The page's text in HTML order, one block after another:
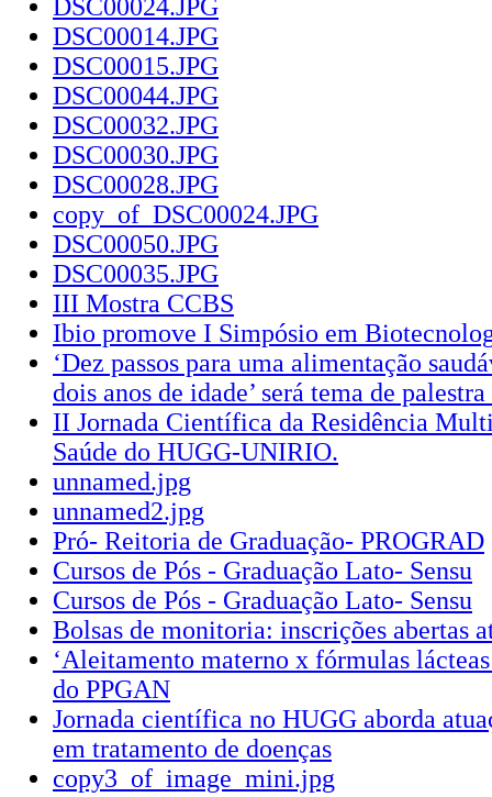
DSC00024.JPG
DSC00014.JPG
DSC00015.JPG
DSC00044.JPG
DSC00032.JPG
DSC00030.JPG
DSC00028.JPG
copy_of_DSC00024.JPG
DSC00050.JPG
DSC00035.JPG
III Mostra CCBS
Ibio promove I Simpósio em
‘Dez passos para uma alimentação
dois anos de idade’ será tema de
II Jornada Científica da Residência
Saúde do HUGG-UNIRIO.
unnamed.jpg
unnamed2.jpg
Pró- Reitoria de Graduação- PROGRAD
Cursos de Pós - Graduação Lato- Sensu
Cursos de Pós - Graduação Lato- Sensu
Bolsas de monitoria: inscrições abertas
‘Aleitamento materno x fórmulas
do PPGAN
Jornada científica no HUGG aborda
em tratamento de doenças
copy3_of_image_mini.jpg